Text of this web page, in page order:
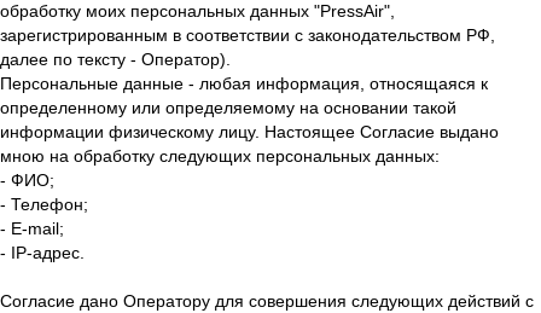
обработку моих персональных данных "PressAir",
зарегистрированным в соответствии с законодательством РФ,
далее по тексту - Оператор).
Персональные данные - любая информация, относящаяся к
определенному или определяемому на основании такой
информации физическому лицу. Настоящее Согласие выдано
мною на обработку следующих персональных данных:
- ФИО;
- Телефон;
- E-mail;
- IP-адрес.
Согласие дано Оператору для совершения следующих действий с